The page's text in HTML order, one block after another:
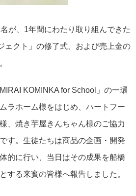
が、1年間にわたり取り組んできた
ェクト」の修了式、および売上金の
KOMINKA for School」の一環
ラホーム様をはじめ、ハートフー
、焼き芋屋きんちゃん様のご協力
す。生徒たちは商品の企画・開発
的に行い、当日はその成果を船橋
する来賓の皆様へ報告しました。